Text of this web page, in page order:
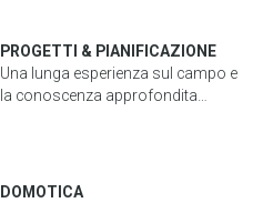
PROGETTI & PIANIFICAZIONE
Una lunga esperienza sul campo e
la conoscenza approfondita…
DOMOTICA